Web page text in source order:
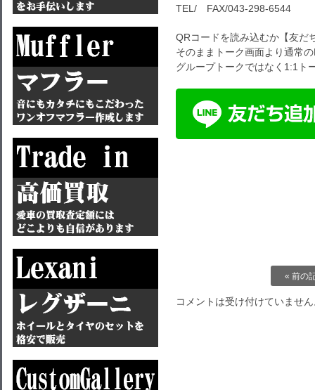
TEL/ FAX/043-298-6544
QRコードを読み込むか【友だ
そのままトーク画面より通常
グループトークではなく1:1ト
« 前の
コメントは受け付けていませ